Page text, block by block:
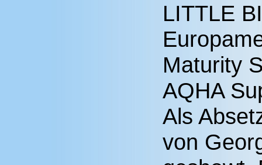
LITTLE
Maturity
AQHA
Als
von